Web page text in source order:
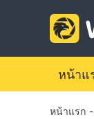
หน้าแ
หน้าแรก -